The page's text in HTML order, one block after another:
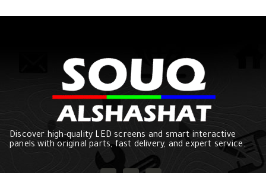
Discover high-quality LED screens and smart interactive
panels with original parts, fast delivery, and expert service.